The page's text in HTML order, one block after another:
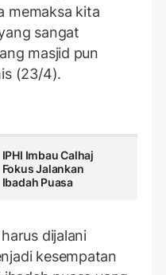
memaksa kita
sangat
masjid pun
(23/4).
IPHI Imbau Calhaj
Fokus Jalankan
Ibadah Puasa
dijalani
kesempatan